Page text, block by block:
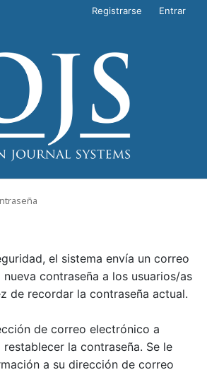
Registrarse Entrar
el sistema envía un correo
contraseña a los usuarios/as
de recordar la contraseña actual.
de correo electrónico a
la contraseña. Se le
a su dirección de correo